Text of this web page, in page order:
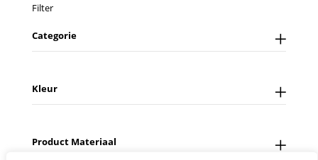
Filter
Categorie
Kleur
Product Materiaal